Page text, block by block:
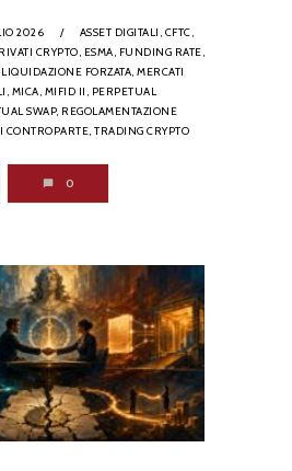
2026 / ASSET DIGITALI, CFTC,
CRYPTO, ESMA, FUNDING RATE,
LIQUIDAZIONE FORZATA, MERCATI
MICA, MIFID II, PERPETUAL
SWAP, REGOLAMENTAZIONE
CONTROPARTE, TRADING CRYPTO
0